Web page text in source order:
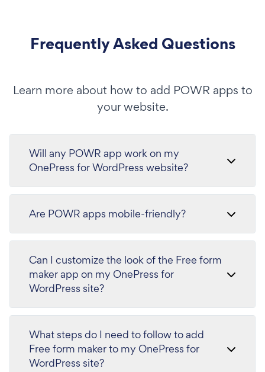
Frequently Asked Questions
Learn more about how to add POWR apps to
your website.
Will any POWR app work on my
OnePress for WordPress website?
Are POWR apps mobile-friendly?
Can I customize the look of the Free form
maker app on my OnePress for
WordPress site?
What steps do I need to follow to add
Free form maker to my OnePress for
WordPress site?